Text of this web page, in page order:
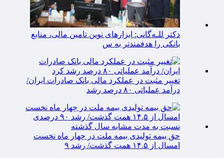
دکتر للـه‌گانی: ابزارهای نوین تامین مالی، منابع
بانکی را هدفمندتر به س
تغییر مثبت در عملکرد مالی بانک صادرات ایران/
درآمد عملیاتی ۸۰ درصد رشد
حق بیمه تولیدی بیمه ملت در چهار ماه نخست
امسال از ۱۴.۵ همت گذشت/ رشد ۹